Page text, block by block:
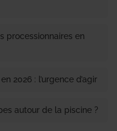
processionnaires en
2026 : l’urgence d’agir
autour de la piscine ?